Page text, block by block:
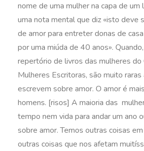
nome de uma mulher na capa de
uma nota mental que diz «isto deve
de amor para entreter donas de
por uma miúda de 40 anos».
repertório de livros das mulheres do
Mulheres Escritoras, são muito raras
escrevem sobre amor. O amor é
homens. [risos] A maioria das
tempo nem vida para andar um ano
sobre amor. Temos outras coisas
outras coisas que nos afetam